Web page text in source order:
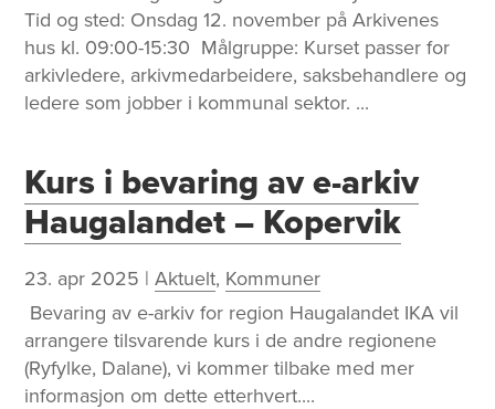
Tid og sted: Onsdag 12. november på Arkivenes
hus kl. 09:00-15:30 Målgruppe: Kurset passer for
arkivledere, arkivmedarbeidere, saksbehandlere og
ledere som jobber i kommunal sektor. ...
Kurs i bevaring av e-arkiv
Haugalandet – Kopervik
23. apr 2025 |Aktuelt, Kommuner
​ Bevaring av e-arkiv for region Haugalandet IKA vil
arrangere tilsvarende kurs i de andre regionene
(Ryfylke, Dalane), vi kommer tilbake med mer
informasjon om dette etterhvert....